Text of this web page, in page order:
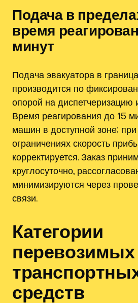
Подача в
время
минут
Подача эвакуатора в
производится по
опорой на диспетчеризацию
Время реагирования до 15
машин в доступной зоне; при
ограничениях скорость
корректируется. Заказ
круглосуточно,
минимизируются через
связи.
Категории
перевозимых
средств